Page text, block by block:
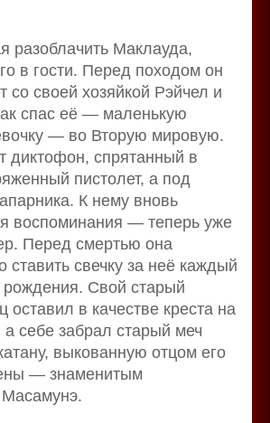
разоблачить Маклауда,
в гости. Перед походом он
со своей хозяйкой Рэйчел и
спас её — маленькую
— во Вторую мировую.
диктофон, спрятанный в
пистолет, а под
К нему вновь
воспоминания — теперь уже
Перед смертью она
ставить свечку за неё каждый
рождения. Свой старый
оставил в качестве креста на
себе забрал старый меч
выкованную отцом его
— знаменитым